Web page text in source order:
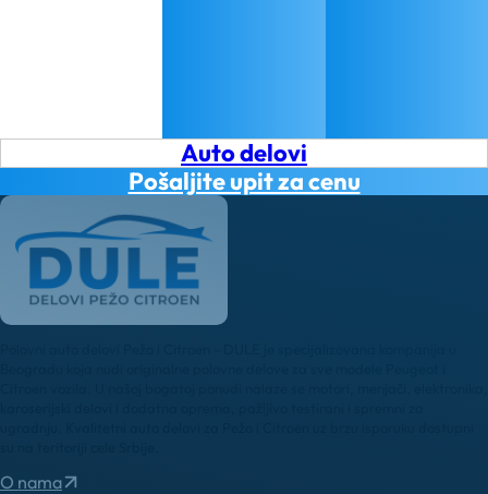
Auto delovi
Pošaljite upit za cenu
O nama